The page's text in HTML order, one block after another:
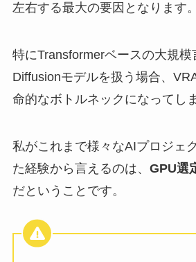
左右する最大の要因となります。
特にTransformerベースの大規模
Diffusionモデルを扱う場合、
命的なボトルネックになってし
私がこれまで様々なAIプロジェ
た経験から言えるのは、 GPU選
だということです。